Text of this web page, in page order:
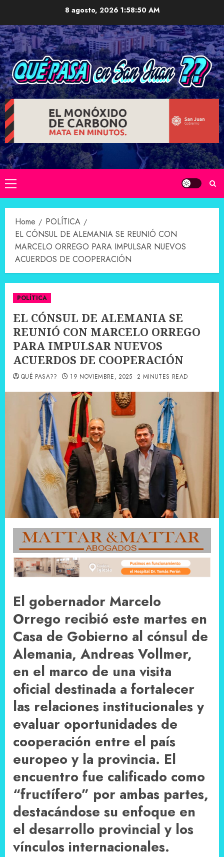
content
8 agosto, 20261:58:51 AM
Primary
Menu
Home
POLÍTICA
EL CÓNSUL DE ALEMANIA SE REUNIÓ CON
MARCELO ORREGO PARA IMPULSAR NUEVOS
ACUERDOS DE COOPERACIÓN
POLÍTICA
EL CÓNSUL DE ALEMANIA SE
REUNIÓ CON MARCELO ORREGO
PARA IMPULSAR NUEVOS
ACUERDOS DE COOPERACIÓN
QUÉ PASA?? 19 NOVIEMBRE, 2025 2 MINUTES READ
El gobernador Marcelo
Orrego recibió este martes en
Casa de Gobierno al cónsul de
Alemania, Andreas Vollmer,
en el marco de una visita
oficial destinada a fortalecer
las relaciones institucionales y
evaluar oportunidades de
cooperación entre el país
europeo y la provincia. El
encuentro fue calificado como
“fructífero” por ambas partes,
destacándose su enfoque en
el desarrollo provincial y los
vínculos internacionales.